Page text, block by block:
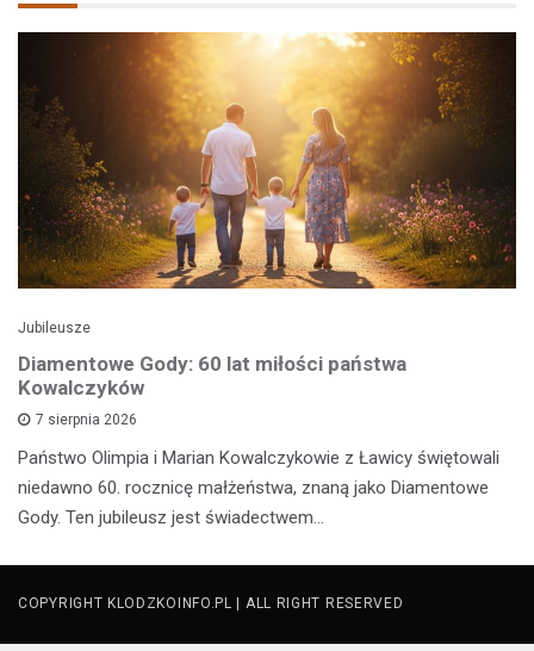
Jubileusze
Diamentowe Gody: 60 lat miłości państwa
Kowalczyków
7 sierpnia 2026
Państwo Olimpia i Marian Kowalczykowie z Ławicy świętowali
niedawno 60. rocznicę małżeństwa, znaną jako Diamentowe
Gody. Ten jubileusz jest świadectwem…
COPYRIGHT KLODZKOINFO.PL | ALL RIGHT RESERVED